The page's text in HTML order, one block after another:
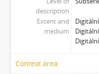
[Subseries] Za
[Subseries] Zurich
[Subseries]
[Subseries]
description
Extent and
medium
Context area